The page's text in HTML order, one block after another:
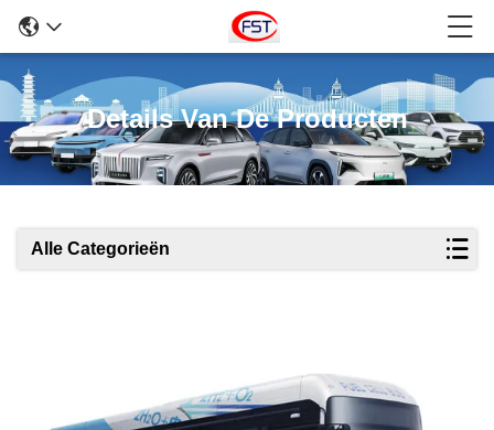
Details Van De Producten
Alle Categorieën